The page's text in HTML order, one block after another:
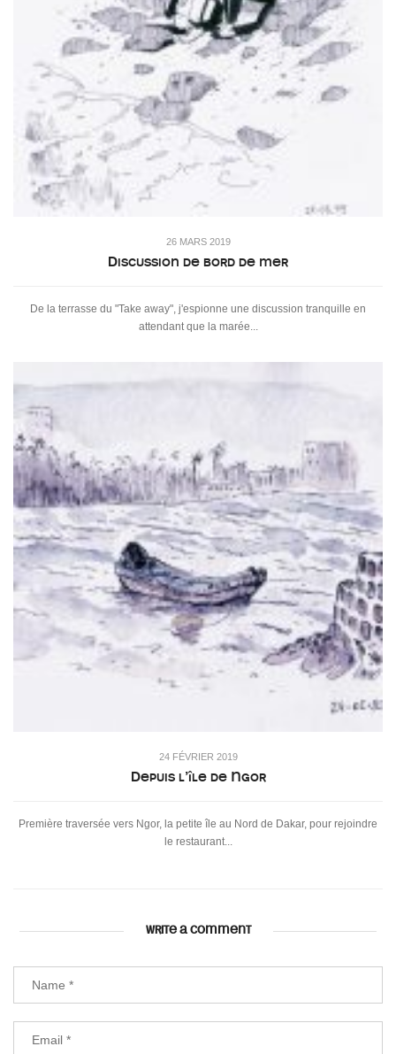
26 MARS 2019
Discussion de bord de mer
De la terrasse du "Take away", j'espionne une discussion tranquille en
attendant que la marée...
24 FÉVRIER 2019
Depuis l’île de Ngor
Première traversée vers Ngor, la petite île au Nord de Dakar, pour rejoindre
le restaurant...
WRITE A COMMENT